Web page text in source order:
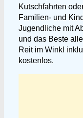
Kutschfahrten
Familien- und
Jugendliche mit
und das Beste
Reit im Winkl
kostenlos.